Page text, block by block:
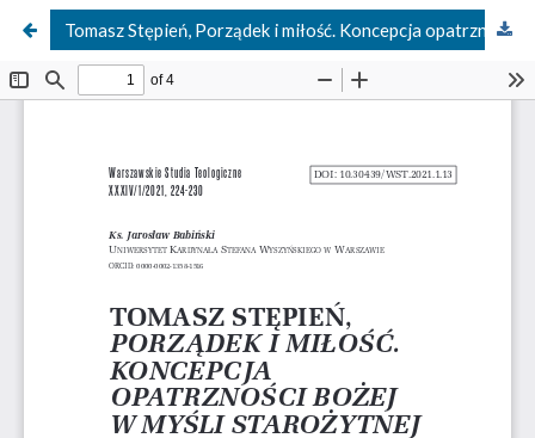
Tomasz Stępień, Porządek i miłość. Koncepcja opatrzności bożej w myśli starożytnej, Teologia Polityczna, Warszawa 2019, ss. 357